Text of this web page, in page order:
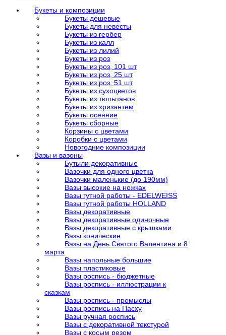
Букеты и композиции
Букеты дешевые
Букеты для невесты
Букеты из гербер
Букеты из калл
Букеты из лилий
Букеты из роз
Букеты из роз, 101 шт
Букеты из роз, 25 шт
Букеты из роз, 51 шт
Букеты из сухоцветов
Букеты из тюльпанов
Букеты из хризантем
Букеты осенние
Букеты сборные
Корзины с цветами
Коробки с цветами
Новогодние композиции
Вазы и вазоны
Бутыли декоративные
Вазочки для одного цветка
Вазочки маленькие (до 190мм)
Вазы высокие на ножках
Вазы гутной работы - EDELWEISS
Вазы гутной работы HOLLAND
Вазы декоративные
Вазы декоративные одиночные
Вазы декоративные с крышками
Вазы конические
Вазы на День Святого Валентина и 8
марта
Вазы напольные большие
Вазы пластиковые
Вазы роспись - бюджетные
Вазы роспись - иллюстрации к
сказкам
Вазы роспись - промыслы
Вазы роспись на Пасху
Вазы ручная роспись
Вазы с декоративной текстурой
Вазы с косым резом